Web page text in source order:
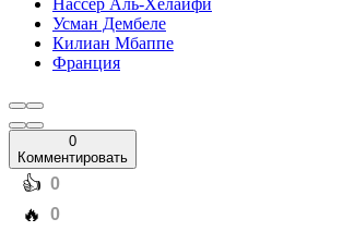
Нассер Аль-Хелаифи
Усман Дембеле
Килиан Мбаппе
Франция
0
Комментировать
️👍 0
️🔥 0